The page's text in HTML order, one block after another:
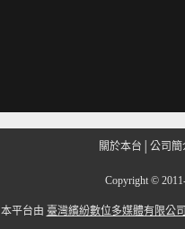
關於本台 公司簡
Copyright ©
本平台由 臺灣繽紛數位多媒體有限公